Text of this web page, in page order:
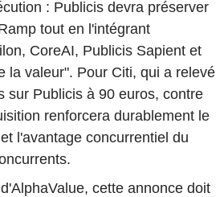
: Publicis devra préserver
tout en l'intégrant
CoreAI, Publicis Sapient et
la valeur". Pour Citi, qui a relevé
sur Publicis à 90 euros, contre
renforcera durablement le
l'avantage concurrentiel du
cette annonce doit